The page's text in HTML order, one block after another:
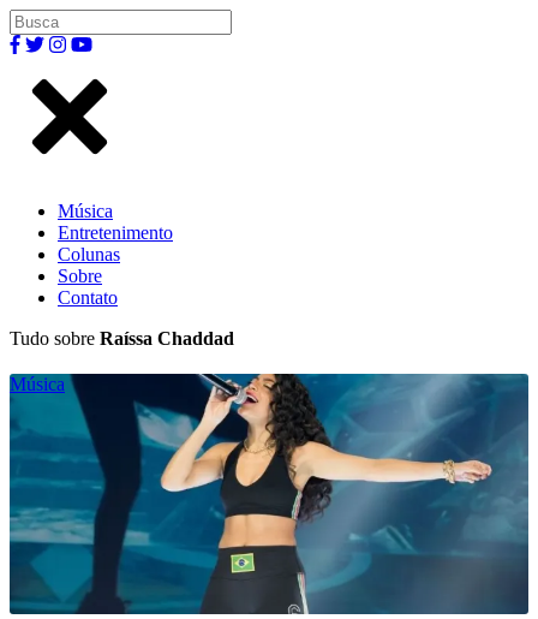
Música
Entretenimento
Colunas
Sobre
Contato
Tudo sobre Raíssa Chaddad
Música